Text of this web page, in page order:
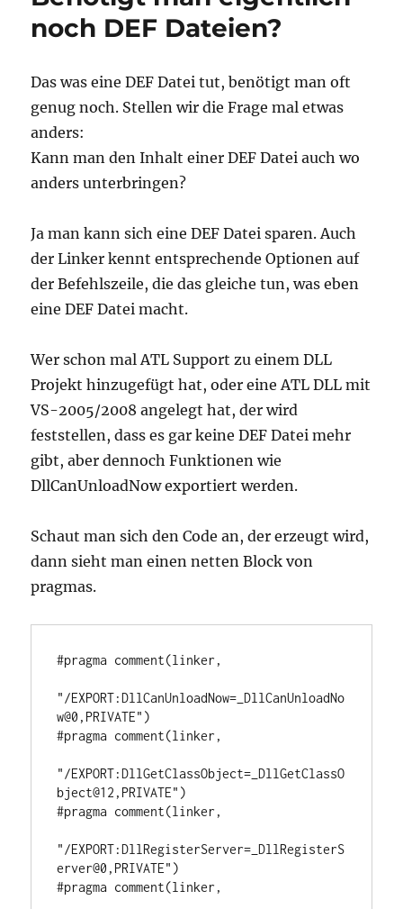
VC-
200x
noch DEF Dateien?
Das was eine DEF Datei tut, benötigt man oft
genug noch. Stellen wir die Frage mal etwas
anders:
Kann man den Inhalt einer DEF Datei auch wo
anders unterbringen?
Ja man kann sich eine DEF Datei sparen. Auch
der Linker kennt entsprechende Optionen auf
der Befehlszeile, die das gleiche tun, was eben
eine DEF Datei macht.
Wer schon mal ATL Support zu einem DLL
Projekt hinzugefügt hat, oder eine ATL DLL mit
VS-2005/2008 angelegt hat, der wird
feststellen, dass es gar keine DEF Datei mehr
gibt, aber dennoch Funktionen wie
DllCanUnloadNow exportiert werden.
Schaut man sich den Code an, der erzeugt wird,
dann sieht man einen netten Block von
pragmas.
#pragma comment(linker,
"/EXPORT:DllCanUnloadNow=_DllCanUnloadNo
w@0,PRIVATE")
#pragma comment(linker,
"/EXPORT:DllGetClassObject=_DllGetClassO
bject@12,PRIVATE")
#pragma comment(linker,
"/EXPORT:DllRegisterServer=_DllRegisterS
erver@0,PRIVATE")
#pragma comment(linker,